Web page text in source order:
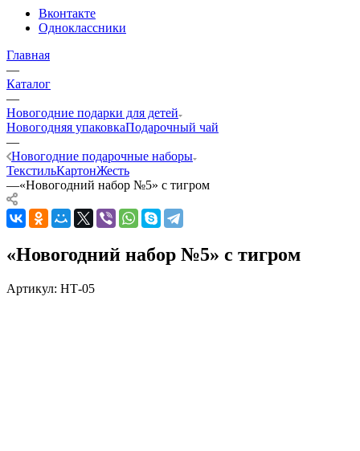
Вконтакте
Одноклассники
Главная
—
Каталог
—
Новогодние подарки для детей
Новогодняя упаковкаПодарочный чай
—
Новогодние подарочные наборы
ТекстильКартонЖесть
—«Новогодний набор №5» с тигром
«Новогодний набор №5» с тигром
Артикул: НТ-05